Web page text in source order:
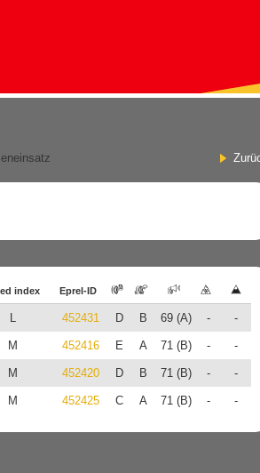
index Eprel-ID
L 452431 D B 69 (A) - -
M 452416 E A 71 (B) - -
M 452420 D B 71 (B) - -
M 452425 C A 71 (B) - -